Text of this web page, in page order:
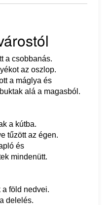
a csobbanás.
az oszlop.
a máglya és
alá a magasból.
a kútba.
tűzött az égen.
és
mindenütt.
a föld nedvei.
delelés.